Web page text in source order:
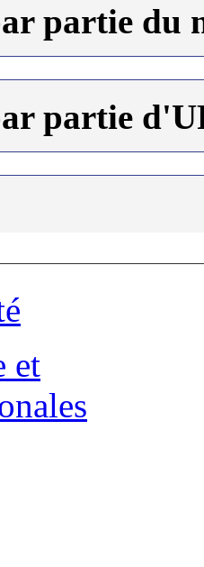
partie du
partie